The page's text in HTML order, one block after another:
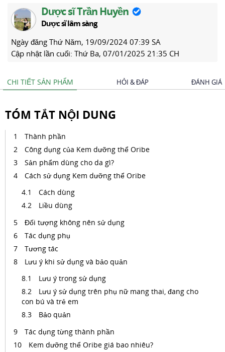
Dược sĩ Trần Huyền
Dược sĩ lâm sàng
Ngày đăng Thứ Năm, 19/09/2024 07:39 SA
Cập nhật lần cuối: Thứ Ba, 07/01/2025 21:35 CH
CHI TIẾT SẢN PHẨM HỎI & ĐÁP ĐÁNH GIÁ
TÓM TẮT NỘI DUNG
Thành phần
Công dụng của Kem dưỡng thể Oribe
Sản phẩm dùng cho da gì?
Cách sử dụng Kem dưỡng thể Oribe
Cách dùng
Liều dùng
Đối tượng không nên sử dụng
Tác dụng phụ
Tương tác
Lưu ý khi sử dụng và bảo quản
Lưu ý trong sử dụng
Lưu ý sử dụng trên phụ nữ mang thai, đang cho
con bú và trẻ em
Bảo quản
Tác dụng từng thành phần
Kem dưỡng thể Oribe giá bao nhiêu?